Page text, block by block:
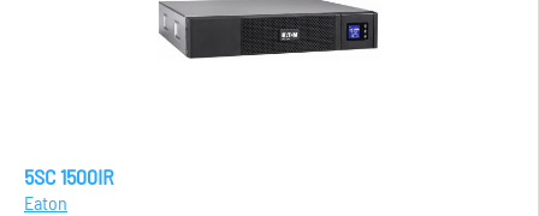
5SC 1500IR
Eaton